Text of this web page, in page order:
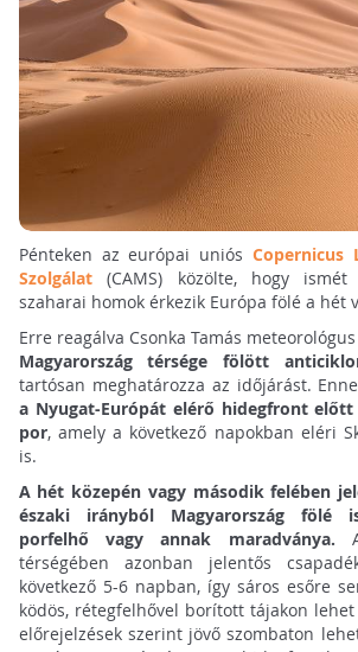
Pénteken az európai uniós Copernicus
Szolgálat(CAMS) közölte, hogy ismét
szaharai homok érkezik Európa fölé a hét
Erre reagálva Csonka Tamás
Magyarország térsége fölött
tartósan meghatározza az időjárást.
a Nyugat-Európát elérő hidegfront
por, amely a következő napokban eléri
is.
A hét közepén vagy második felében
északi irányból Magyarország fölé
porfelhő vagy annak maradványa.
térségében azonban jelentős
következő 5-6 napban, így sáros esőre
ködös, rétegfelhővel borított tájakon lehet
előrejelzések szerint jövő szombaton